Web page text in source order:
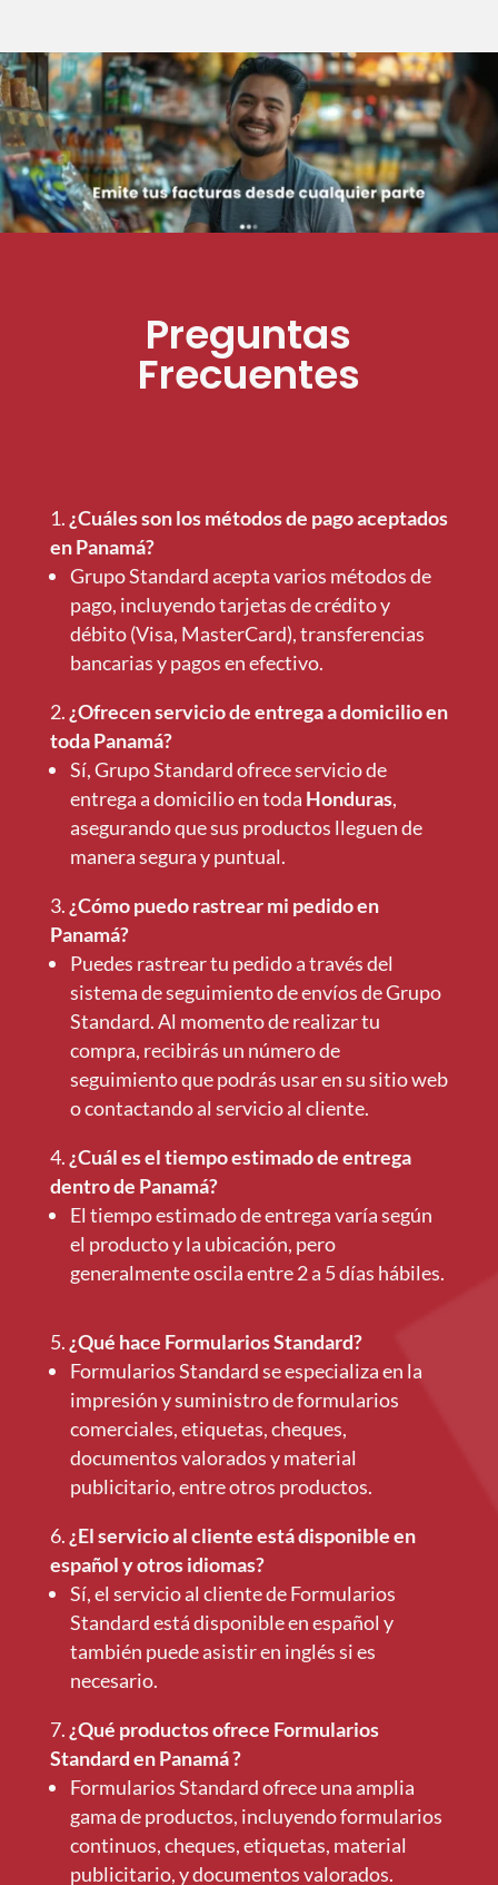
Preguntas
Frecuentes
¿Cuáles son los métodos de pago aceptados
en Panamá?
Grupo Standard acepta varios métodos de
pago, incluyendo tarjetas de crédito y
débito (Visa, MasterCard), transferencias
bancarias y pagos en efectivo.
¿Ofrecen servicio de entrega a domicilio en
toda Panamá?
Sí, Grupo Standard ofrece servicio de
entrega a domicilio en toda Honduras,
asegurando que sus productos lleguen de
manera segura y puntual.
¿Cómo puedo rastrear mi pedido en
Panamá?
Puedes rastrear tu pedido a través del
sistema de seguimiento de envíos de Grupo
Standard. Al momento de realizar tu
compra, recibirás un número de
seguimiento que podrás usar en su sitio web
o contactando al servicio al cliente.
¿Cuál es el tiempo estimado de entrega
dentro de Panamá?
El tiempo estimado de entrega varía según
el producto y la ubicación, pero
generalmente oscila entre 2 a 5 días hábiles.
¿Qué hace Formularios Standard?
Formularios Standard se especializa en la
impresión y suministro de formularios
comerciales, etiquetas, cheques,
documentos valorados y material
publicitario, entre otros productos.
¿El servicio al cliente está disponible en
español y otros idiomas?
Sí, el servicio al cliente de Formularios
Standard está disponible en español y
también puede asistir en inglés si es
necesario.
¿Qué productos ofrece Formularios
Standard en Panamá ?
Formularios Standard ofrece una amplia
gama de productos, incluyendo formularios
continuos, cheques, etiquetas, material
publicitario, y documentos valorados.